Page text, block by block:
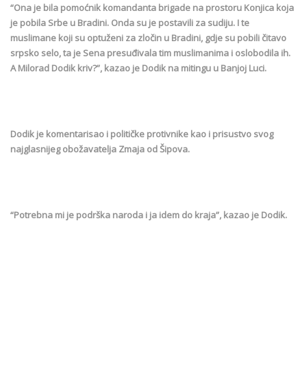
“Ona je bila pomoćnik komandanta brigade na prostoru Konjica koja
je pobila Srbe u Bradini. Onda su je postavili za sudiju. I te
muslimane koji su optuženi za zločin u Bradini, gdje su pobili čitavo
srpsko selo, ta je Sena presuđivala tim muslimanima i oslobodila ih.
A Milorad Dodik kriv?”, kazao je Dodik na mitingu u Banjoj Luci.
Dodik je komentarisao i političke protivnike kao i prisustvo svog
najglasnijeg obožavatelja Zmaja od Šipova.
“Potrebna mi je podrška naroda i ja idem do kraja”, kazao je Dodik.